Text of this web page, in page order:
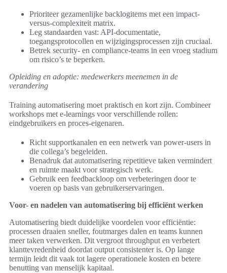
Prioriteer gezamenlijke backlogitems met een impact-
versus-complexiteit matrix.
Leg standaarden vast: API-documentatie,
toegangsprotocollen en wijzigingsprocessen zijn cruciaal.
Betrek security- en compliance-teams in een vroeg stadium
om risico’s te beperken.
Opleiding en adoptie: medewerkers meenemen in de
verandering
Training automatisering moet praktisch en kort zijn. Combineer
workshops met e-learnings voor verschillende rollen:
eindgebruikers en proces-eigenaren.
Richt supportkanalen en een netwerk van power-users in
die collega’s begeleiden.
Benadruk dat automatisering repetitieve taken vermindert
en ruimte maakt voor strategisch werk.
Gebruik een feedbackloop om verbeteringen door te
voeren op basis van gebruikerservaringen.
Voor- en nadelen van automatisering bij efficiënt werken
Automatisering biedt duidelijke voordelen voor efficiëntie:
processen draaien sneller, foutmarges dalen en teams kunnen
meer taken verwerken. Dit vergroot throughput en verbetert
klanttevredenheid doordat output consistenter is. Op lange
termijn leidt dit vaak tot lagere operationele kosten en betere
benutting van menselijk kapitaal.